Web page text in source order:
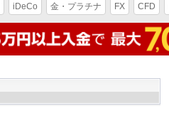
iDeCo 金・プラチナ FX CFD